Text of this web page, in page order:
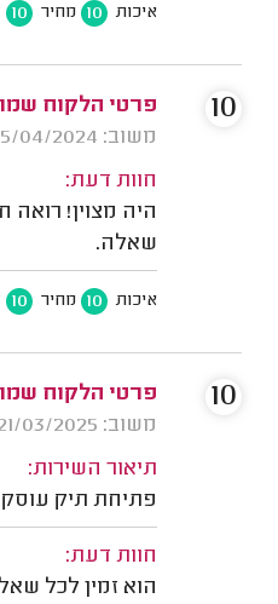
איכות 10 מחיר 10
פרטי הלקוח
משוב: 05/04/2024
חוות דעת:
היה מצוין! רואה
שאלה.
איכות 10 מחיר 10
10
פרטי הלקוח
משוב: 21/03/2025
תיאור השירות:
פתיחת תיק
חוות דעת:
הוא זמין לכל
10